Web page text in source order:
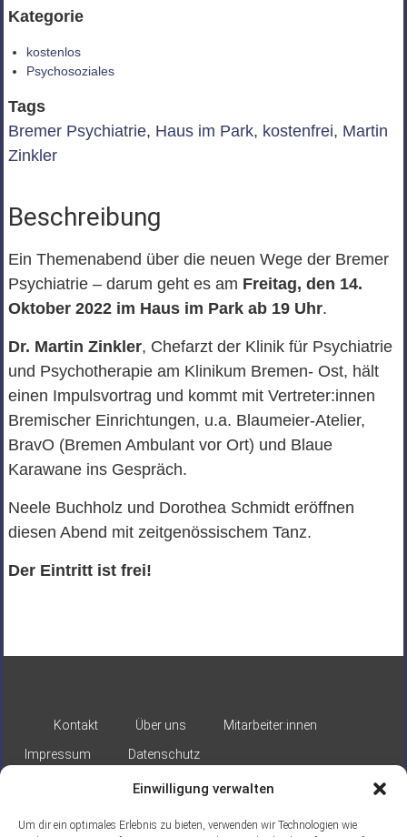
Einwilligung verwalten
Um dir ein optimales Erlebnis zu bieten, verwenden wir Technologien wie
Kategorie
kostenlos
Psychosoziales
Tags
Bremer Psychiatrie, Haus im Park, kostenfrei, Martin
Zinkler
Beschreibung
Ein Themenabend über die neuen Wege der Bremer
Psychiatrie – darum geht es am Freitag, den 14.
Oktober 2022 im Haus im Park ab 19 Uhr.
Dr. Martin Zinkler, Chefarzt der Klinik für Psychiatrie
und Psychotherapie am Klinikum Bremen- Ost, hält
einen Impulsvortrag und kommt mit Vertreter:innen
Bremischer Einrichtungen, u.a. Blaumeier-Atelier,
BravO (Bremen Ambulant vor Ort) und Blaue
Karawane ins Gespräch.
Neele Buchholz und Dorothea Schmidt eröffnen
diesen Abend mit zeitgenössischem Tanz.
Der Eintritt ist frei!
Kontakt Über uns
Mitarbeiter:innen
Impressum
Datenschutz